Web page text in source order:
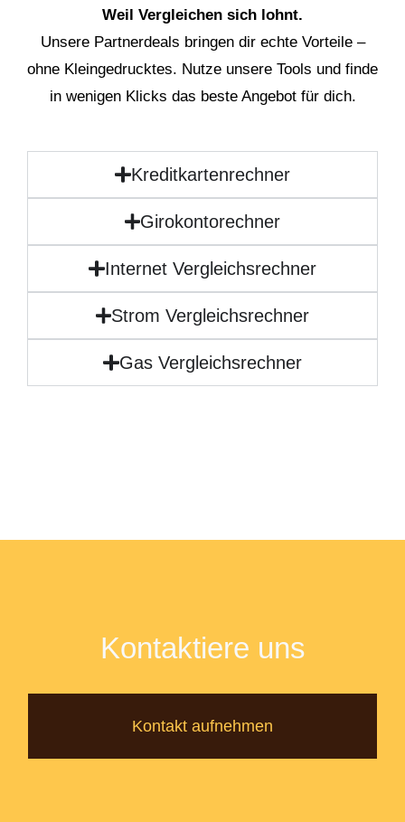
Weil Vergleichen sich lohnt.
Unsere Partnerdeals bringen dir echte Vorteile –
ohne Kleingedrucktes. Nutze unsere Tools und finde
in wenigen Klicks das beste Angebot für dich.
Kreditkartenrechner
Girokontorechner
Internet Vergleichsrechner
Strom Vergleichsrechner
Gas Vergleichsrechner
Kontaktiere uns
Kontakt aufnehmen